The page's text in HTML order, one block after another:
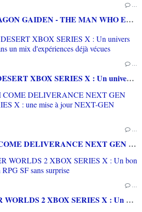
[TEST] LIKE A DRAGON GAIDEN - THE MAN WHO ERASED HIS NAME PS5 : Une mini histoire pour lancer l'aventure LIKE A DRAGON
[TEST] CRIMSON DESERT XBOX SERIES X : Un univers sublime et intriguant dans un mix d'expériences déjà vécues
[TEST] KINGDOM COME DELIVERANCE NEXT GEN UPDATE XBOX SERIES X : une mise à jour NEXT-GEN surprise et bien venue!
[TEST] THE OUTER WORLDS 2 XBOX SERIES X : Un bon nouvel épisode pour un RPG SF sans surprise